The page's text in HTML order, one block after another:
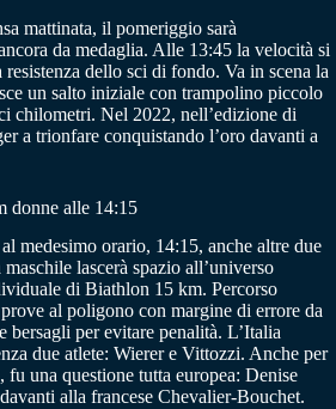
mattinata, il pomeriggio sarà
da medaglia. Alle 13:45 la velocità si
dello sci di fondo. Va in scena la
un salto iniziale con trampolino piccolo
chilometri. Nel 2022, nell’edizione di
a trionfare conquistando l’oro davanti a
donne alle 14:15
medesimo orario, 14:15, anche altre due
lascerà spazio all’universo
di Biathlon 15 km. Percorso
al poligono con margine di errore da
bersagli per evitare penalità. L’Italia
due atlete: Wierer e Vittozzi. Anche per
una questione tutta europea: Denise
alla francese Chevalier-Bouchet.